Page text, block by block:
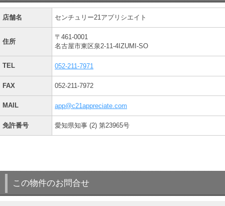
店舗名 センチュリー21アプリシエイト
住所
〒461-0001
名古屋市東区泉2-11-4IZUMI-SO
TEL 052-211-7971
FAX 052-211-7972
MAIL app@c21appreciate.com
免許番号 愛知県知事 (2) 第23965号
この物件のお問合せ